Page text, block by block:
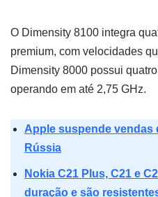
O Dimensity 8100 integra
premium, com velocidades
Dimensity 8000 possui
operando em até 2,75 GHz.
Apple suspende
Rússia
Nokia C21 Plus, C21 e
duração e são